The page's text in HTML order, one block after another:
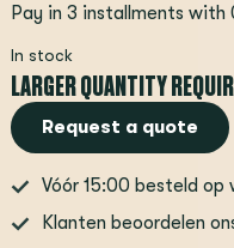
Pay in 3 installments
In stock
LARGER QUANTITY
Request a quote
Vóór 15:00 besteld
Klanten beoordelen